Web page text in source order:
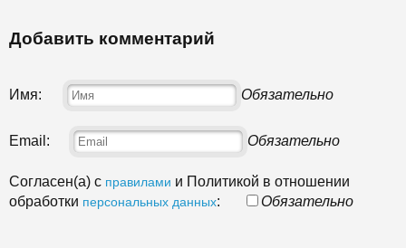
Добавить комментарий
Имя: Обязательно
Email: Обязательно
Согласен(а) с правилами и Политикой в отношении
обработки персональных данных: Обязательно